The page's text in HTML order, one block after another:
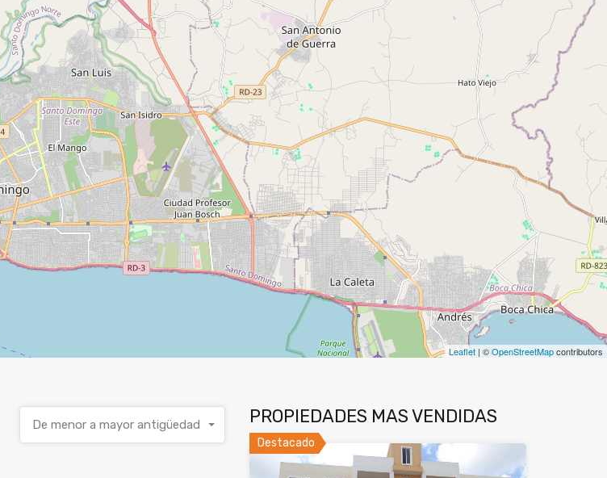
Leaflet | ©OpenStreetMapcontributors
De menor a mayor antigüedad PROPIEDADES MAS VENDIDAS
Destacado